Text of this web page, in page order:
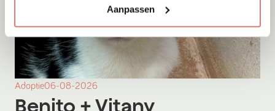
Aanpassen
Adoptie06-08-2026
Benito + Vitany